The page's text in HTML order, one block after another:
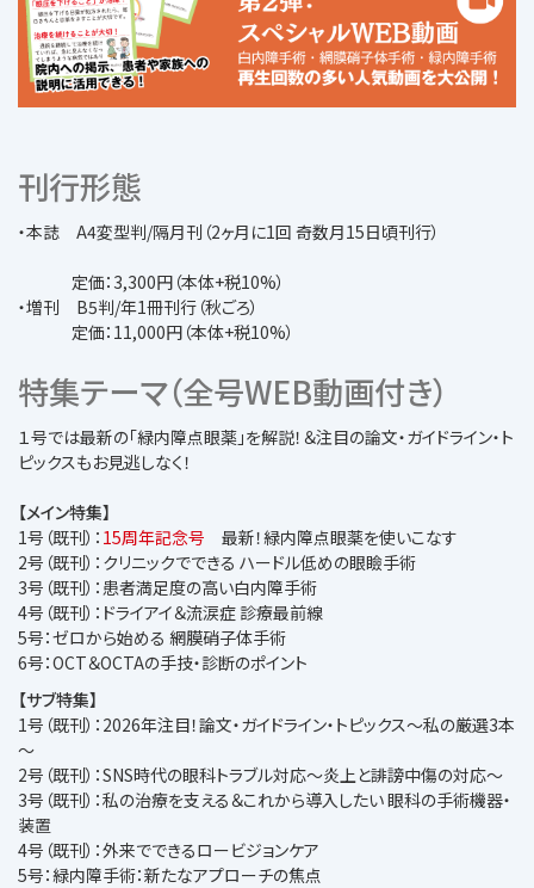
刊行形態
・本誌 A4変型判/隔月刊（2ヶ月に1回 奇数月15日頃刊行）
定価：3,300円（本体+税10%）
・増刊 B5判/年1冊刊行（秋ごろ）
定価：11,000円（本体+税10%）
特集テーマ（全号WEB動画付き）
１号では最新の「緑内障点眼薬」を解説！＆注目の論文・ガイドライン・ト
ピックスもお見逃しなく！
【メイン特集】
1号（既刊）： 15周年記念号 最新！緑内障点眼薬を使いこなす
2号（既刊）：クリニックでできる ハードル低めの眼瞼手術
3号（既刊）：患者満足度の高い白内障手術
4号（既刊）：ドライアイ＆流涙症 診療最前線
5号：ゼロから始める 網膜硝子体手術
6号：OCT＆OCTAの手技・診断のポイント
【サブ特集】
1号（既刊）：2026年注目！論文・ガイドライン・トピックス～私の厳選3本
～
2号（既刊）：SNS時代の眼科トラブル対応～炎上と誹謗中傷の対応～
3号（既刊）：私の治療を支える＆これから導入したい 眼科の手術機器・
装置
4号（既刊）：外来でできるロービジョンケア
5号：緑内障手術：新たなアプローチの焦点